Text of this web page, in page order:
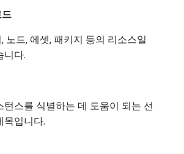
노드, 에셋, 패키지 등의 리소스일
니다.
턴스를 식별하는 데 도움이 되는 선
목입니다.